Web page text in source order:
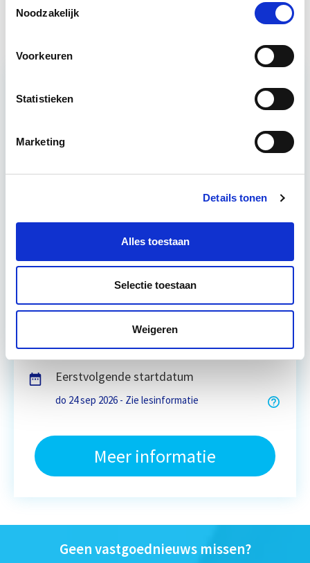
Noodzakelijk
Voorkeuren
Statistieken
Marketing
Details tonen
Alles toestaan
Selectie toestaan
Weigeren
Start wo 9 sep
Circulair bouwen is de toekomst. Letterlijk, want in
2050 wil de Nederlandse overheid dat de
dat… Lees verder
18 lesdagen lesdag(en)
Eerstvolgende startdatum
do 24 sep 2026 - Zie lesinformatie
Meer informatie
Geen vastgoednieuws missen?